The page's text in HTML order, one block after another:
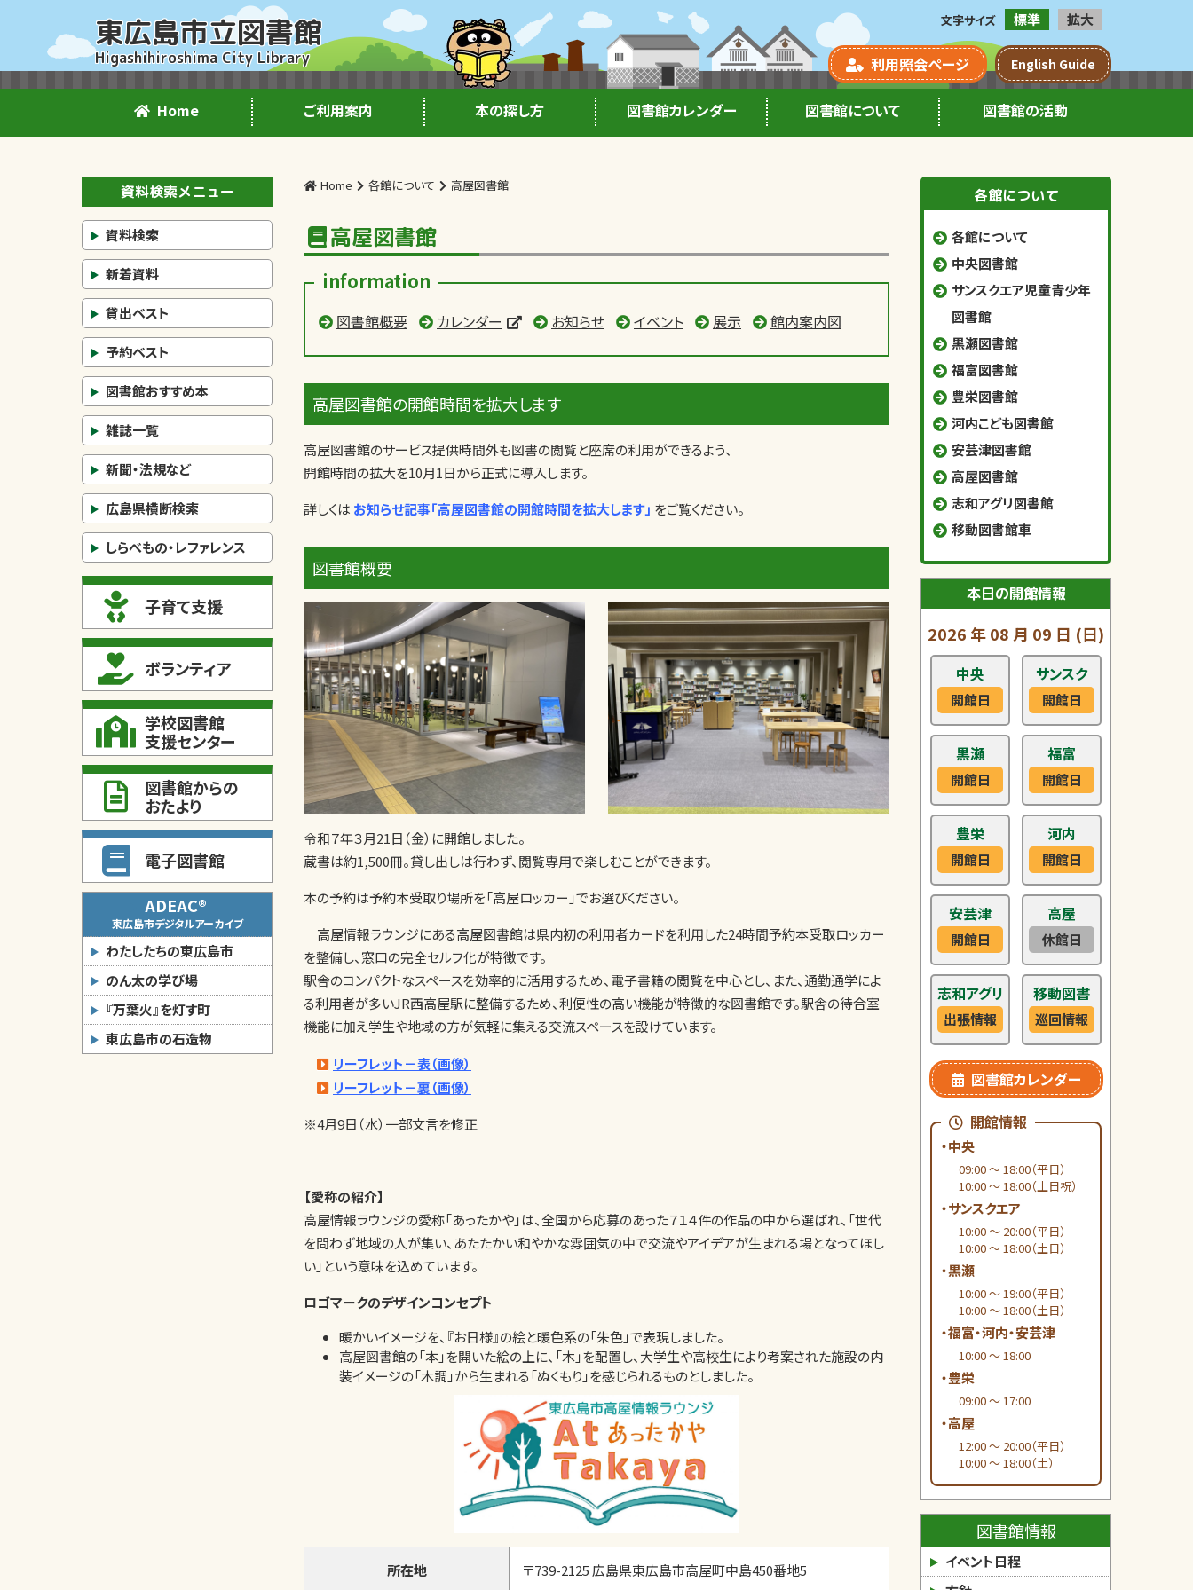
東広島市立図書館
Higashihiroshima City Library
文字サイズ 標準 拡大
利用照会ページ English Guide
Home ご利用案内 本の探し方 図書館カレンダー 図書館について 図書館の活動
資料検索メニュー
資料検索
新着資料
貸出ベスト
予約ベスト
図書館おすすめ本
雑誌一覧
新聞・法規など
広島県横断検索
しらべもの・レファレンス
子育て支援
ボランティア
学校図書館
支援センター
図書館からの
おたより
電子図書館
ADEAC®
東広島市デジタルアーカイブ
わたしたちの東広島市
のん太の学び場
『万葉火』を灯す町
東広島市の石造物
Home 各館について 高屋図書館
高屋図書館
information
図書館概要 カレンダー お知らせ イベント 展示 館内案内図
高屋図書館の開館時間を拡大します
高屋図書館のサービス提供時間外も図書の閲覧と座席の利用ができるよう、
開館時間の拡大を10月1日から正式に導入します。
詳しくは お知らせ記事「高屋図書館の開館時間を拡大します」 をご覧ください。
図書館概要
令和７年３月21日（金）に開館しました。
蔵書は約1,500冊。貸し出しは行わず、閲覧専用で楽しむことができます。
本の予約は予約本受取り場所を「高屋ロッカー」でお選びください。
高屋情報ラウンジにある高屋図書館は県内初の利用者カードを利用した24時間予約本受取ロッカー
を整備し、窓口の完全セルフ化が特徴です。
駅舎のコンパクトなスペースを効率的に活用するため、電子書籍の閲覧を中心とし、また、通勤通学によ
る利用者が多いJR西高屋駅に整備するため、利便性の高い機能が特徴的な図書館です。駅舎の待合室
機能に加え学生や地域の方が気軽に集える交流スペースを設けています。
リーフレット－表（画像）
リーフレット－裏（画像）
※4月9日（水）一部文言を修正
【愛称の紹介】
高屋情報ラウンジの愛称「あったかや」は、全国から応募のあった７１４件の作品の中から選ばれ、「世代
を問わず地域の人が集い、あたたかい和やかな雰囲気の中で交流やアイデアが生まれる場となってほし
い」という意味を込めています。
ロゴマークのデザインコンセプト
暖かいイメージを、『お日様』の絵と暖色系の「朱色」で表現しました。
高屋図書館の「本」を開いた絵の上に、「木」を配置し、大学生や高校生により考案された施設の内
装イメージの「木調」から生まれる「ぬくもり」を感じられるものとしました。
所在地 〒739-2125 広島県東広島市高屋町中島450番地5
各館について
各館について
中央図書館
サンスクエア児童青少年
図書館
黒瀬図書館
福富図書館
豊栄図書館
河内こども図書館
安芸津図書館
高屋図書館
志和アグリ図書館
移動図書館車
本日の開館情報
2026 年08 月 09 日 (日)
中央
開館日
サンスク
開館日
黒瀬
開館日
福富
開館日
豊栄
開館日
河内
開館日
安芸津
開館日
高屋
休館日
志和アグリ
出張情報
移動図書
巡回情報
図書館カレンダー
開館情報
・中央
09:00 ～ 18:00（平日）
10:00 ～ 18:00（土日祝）
・サンスクエア
10:00 ～ 20:00（平日）
10:00 ～ 18:00（土日）
・黒瀬
10:00 ～ 19:00（平日）
10:00 ～ 18:00（土日）
・福富・河内・安芸津
10:00 ～ 18:00
・豊栄
09:00 ～ 17:00
・高屋
12:00 ～ 20:00（平日）
10:00 ～ 18:00（土）
図書館情報
イベント日程